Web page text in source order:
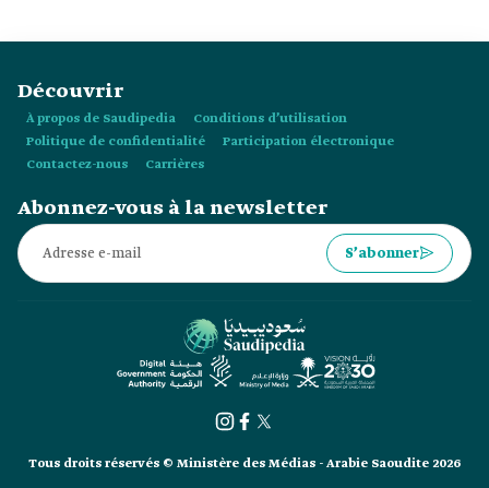
Découvrir
À propos de Saudipedia
Conditions d’utilisation
Politique de confidentialité
Participation électronique
Contactez-nous
Carrières
Abonnez-vous à la newsletter
S’abonner
Tous droits réservés © Ministère des Médias - Arabie Saoudite 2026